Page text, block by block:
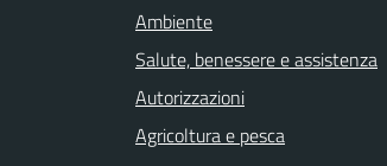
Ambiente
Salute, benessere e assistenza
Autorizzazioni
Agricoltura e pesca